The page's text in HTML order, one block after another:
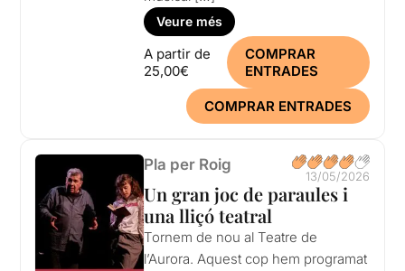
Veure més
A partir de
25,00€
COMPRAR
ENTRADES
COMPRAR ENTRADES
Pla per Roig
13/05/2026
Un gran joc de paraules i
una lliçó teatral
Tornem de nou al Teatre de
l’Aurora. Aquest cop hem programat